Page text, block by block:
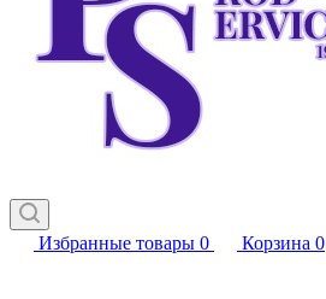
Избранные товары 0 Корзина 0